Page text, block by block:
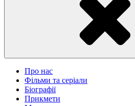
Про нас
Фільми та серіали
Біографії
Прикмети